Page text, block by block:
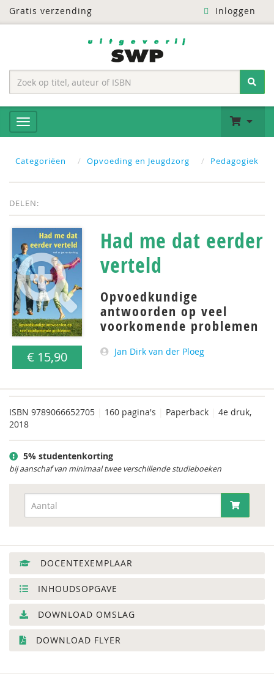
Gratis verzending Inloggen
Categoriëen Opvoeding en Jeugdzorg Pedagogiek
DELEN:
€ 15,90
Had me dat eerder
verteld
Opvoedkundige
antwoorden op veel
voorkomende problemen
Jan Dirk van der Ploeg
ISBN 9789066652705 160 pagina's Paperback
4e druk,
2018
5% studentenkorting
bij aanschaf van minimaal twee verschillende studieboeken
DOCENTEXEMPLAAR
INHOUDSOPGAVE
DOWNLOAD OMSLAG
DOWNLOAD FLYER